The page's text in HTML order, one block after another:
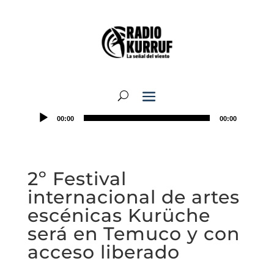
00:00 00:00
2º Festival
internacional de artes
escénicas Kurüche
será en Temuco y con
acceso liberado